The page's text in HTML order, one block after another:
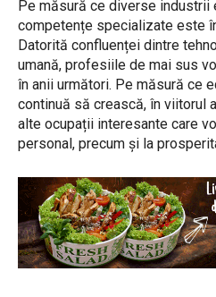
Pe măsură ce diverse industrii
competențe specializate este
Datorită confluenței dintre
umană, profesiile de mai sus
în anii următori. Pe măsură ce
continuă să crească, în viitorul
alte ocupații interesante care
personal, precum și la